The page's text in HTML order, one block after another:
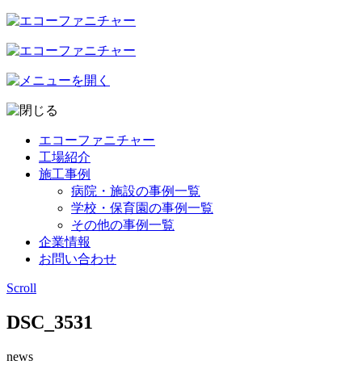
エコーファニチャー
工場紹介
施工事例
病院・施設の事例一覧
学校・保育園の事例一覧
その他の事例一覧
企業情報
お問い合わせ
Scroll
DSC_3531
news